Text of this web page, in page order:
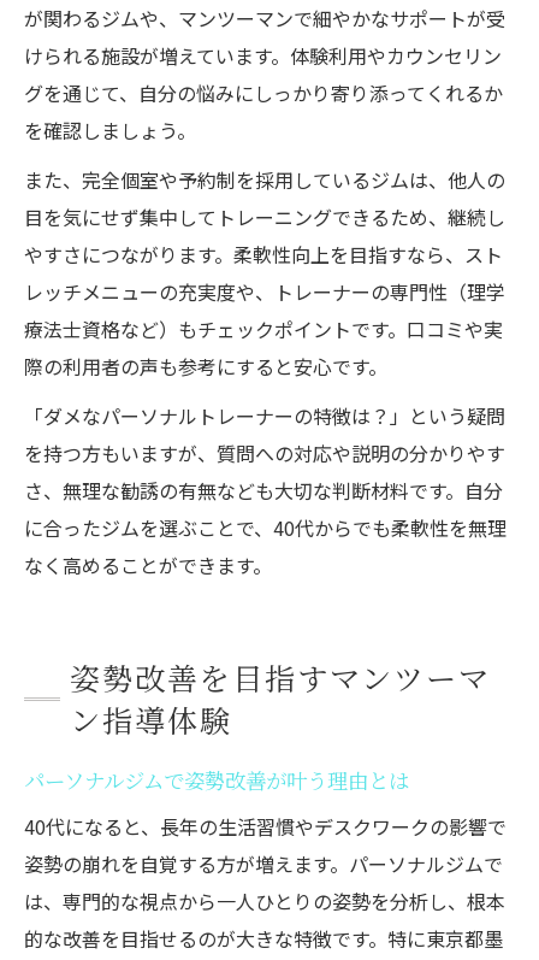
が関わるジムや、マンツーマンで細やかなサポートが受
けられる施設が増えています。体験利用やカウンセリン
グを通じて、自分の悩みにしっかり寄り添ってくれるか
を確認しましょう。
また、完全個室や予約制を採用しているジムは、他人の
目を気にせず集中してトレーニングできるため、継続し
やすさにつながります。柔軟性向上を目指すなら、スト
レッチメニューの充実度や、トレーナーの専門性（理学
療法士資格など）もチェックポイントです。口コミや実
際の利用者の声も参考にすると安心です。
「ダメなパーソナルトレーナーの特徴は？」という疑問
を持つ方もいますが、質問への対応や説明の分かりやす
さ、無理な勧誘の有無なども大切な判断材料です。自分
に合ったジムを選ぶことで、40代からでも柔軟性を無理
なく高めることができます。
姿勢改善を目指すマンツーマ
ン指導体験
パーソナルジムで姿勢改善が叶う理由とは
40代になると、長年の生活習慣やデスクワークの影響で
姿勢の崩れを自覚する方が増えます。パーソナルジムで
は、専門的な視点から一人ひとりの姿勢を分析し、根本
的な改善を目指せるのが大きな特徴です。特に東京都墨